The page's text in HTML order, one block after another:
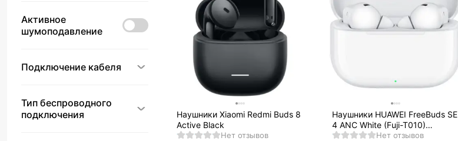
Активное
шумоподавление
Подключение кабеля
Тип беспроводного
подключения
Наушники Xiaomi Redmi Buds 8
Active Black
Нет отзывов
Наушники HUAWEI FreeBuds SE
4 ANC White (Fuji-T010)
(55038500)Нет отзывов